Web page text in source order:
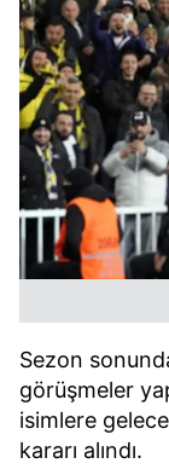
Sezon
görüşmeler
isimlere
kararı alındı.